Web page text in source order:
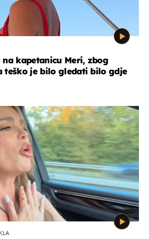
na kapetanicu Meri, zbog
teško je bilo gledati bilo gdje